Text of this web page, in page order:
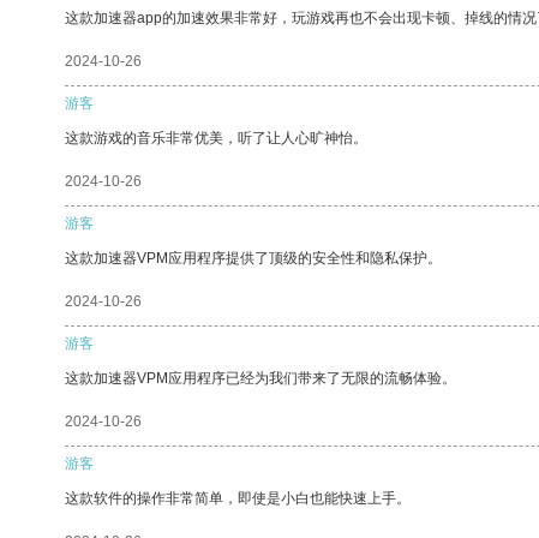
这款加速器app的加速效果非常好，玩游戏再也不会出现卡顿、掉线的情
2024-10-26
游客
这款游戏的音乐非常优美，听了让人心旷神怡。
2024-10-26
游客
这款加速器VPM应用程序提供了顶级的安全性和隐私保护。
2024-10-26
游客
这款加速器VPM应用程序已经为我们带来了无限的流畅体验。
2024-10-26
游客
这款软件的操作非常简单，即使是小白也能快速上手。